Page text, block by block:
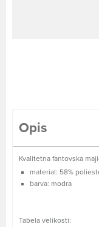
Opis
Kvalitetna fantovska
material: 58%
barva: modra
Tabela velikosti: